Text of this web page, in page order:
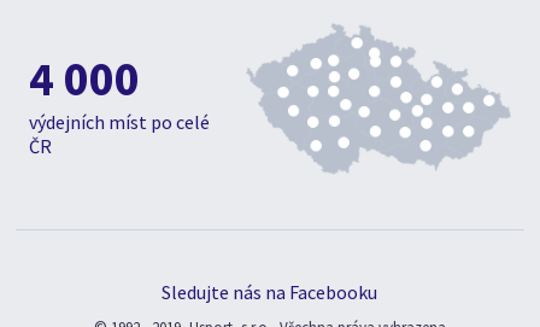
4 000
výdejních míst po celé
ČR
Sledujte nás na Facebooku